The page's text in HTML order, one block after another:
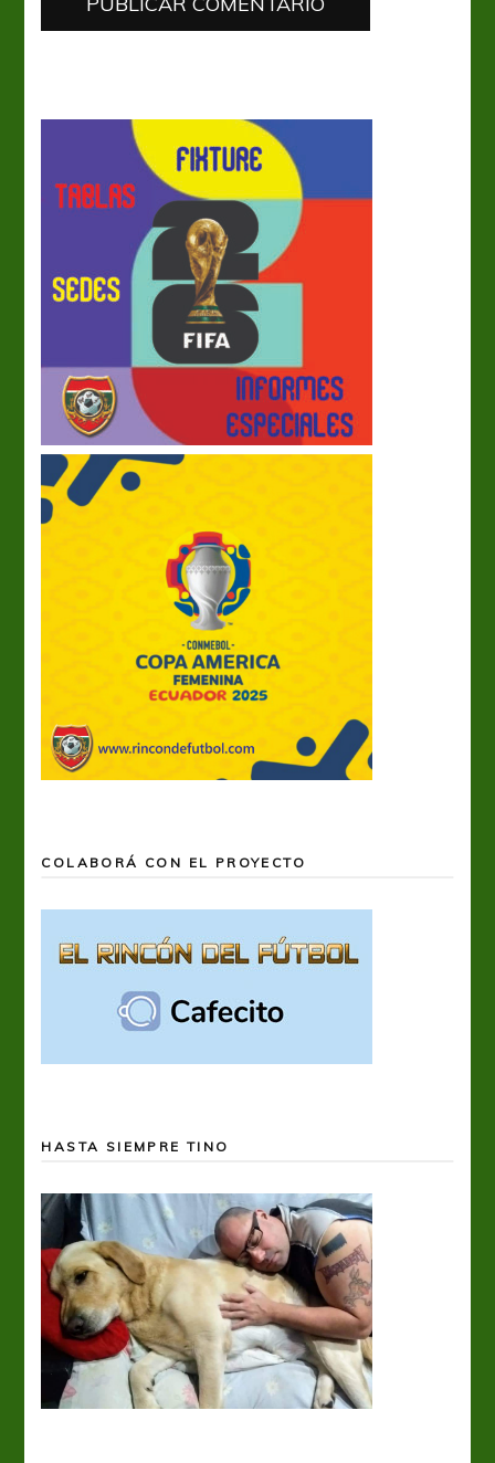
COLABORÁ CON EL PROYECTO
HASTA SIEMPRE TINO